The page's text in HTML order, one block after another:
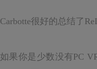
Carbotte很好的总结了
如果你是少数没有PC